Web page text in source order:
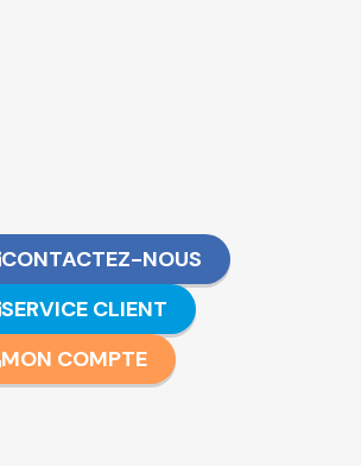
CONTACTEZ-NOUS
SERVICE CLIENT
MON COMPTE